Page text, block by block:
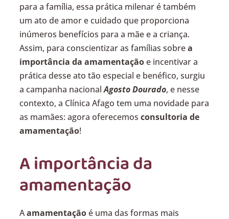
para a família, essa prática milenar é também
um ato de amor e cuidado que proporciona
inúmeros benefícios para a mãe e a criança.
Assim, para conscientizar as famílias sobrea
importância da amamentaçãoe incentivar a
prática desse ato tão especial e benéfico, surgiu
a campanha nacionalAgosto Dourado, e nesse
contexto, a Clínica Afago tem uma novidade para
as mamães: agora oferecemos consultoria de
amamentação!
A importância da
amamentação
Aamamentaçãoé uma das formas mais